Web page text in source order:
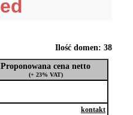
Ilość domen: 38
Proponowana cena netto
(+ 23% VAT)
kontakt